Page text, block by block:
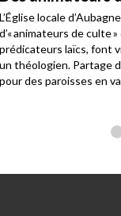
L’Église locale
d’« animateurs de culte
prédicateurs laïcs, font
un théologien. Partage
pour des paroisses en